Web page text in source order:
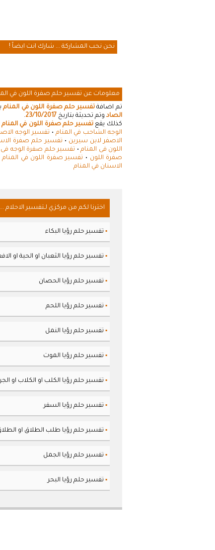
نحن نحب المشاركة ... شارك انت ايضاً !
معلومات عن تفسير حلم صفرة اللون في
تم اضافةتفسير حلم صفرة اللون في المنام
الصادوتم تحديثة بتاريخ 23/10/2017
.
كذلك يقعتفسير حلم صفرة اللون في المنام
الوجه الشاحب في المنام • تفسير الوجه
الاصفر لابن سيرين • تفسير حلم صفرة
اللون فى المنام • تفسير حلم صفرة الوجه فى
صفرة اللون • تفسير صفرة اللون في المنام
الاسنان في المنام
اخترنا لكم من مركزي لـتفسير الاحلام ...
▪ تفسير حلم رؤيا البكاء
▪ تفسير حلم رؤيا الثعبان او الحية او
▪ تفسير حلم رؤيا الحصان
▪ تفسير حلم رؤيا اللحم
▪ تفسير حلم رؤيا النمل
▪ تفسير حلم رؤيا الموت
▪ تفسير حلم رؤيا الكلب او الكلاب او
▪ تفسير حلم رؤيا السفر
▪ تفسير حلم رؤيا طلب الطلاق او
▪ تفسير حلم رؤيا الجمل
▪ تفسير حلم رؤيا البحر